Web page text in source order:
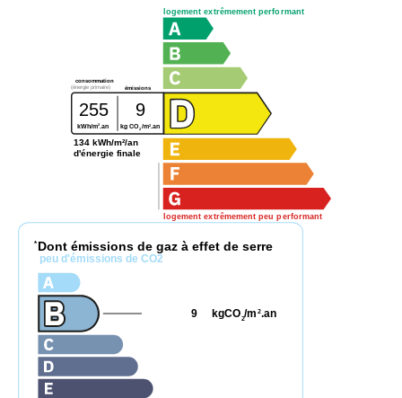
logement extrêmement performant
logement extrêmement peu performant
consommation
émissions
(énergie primaire)
255 9
kWh/m2.an kg CO2 /m2 .an
134 kWh/m²/an
d'énergie finale
* Dont émissions de gaz à effet de serre
peu d'émissions de CO2
kgCO2/m 2.an
9